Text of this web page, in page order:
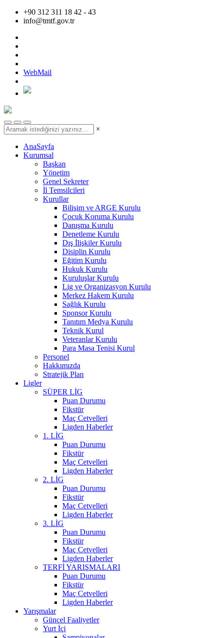
+90 312 311 18 42 - 43
info@tmtf.gov.tr
WebMail
×
AnaSayfa
Kurumsal
Başkan
Yönetim
Genel Sekreter
İl Temsilcileri
Kurullar
Bilişim ve ARGE Kurulu
Çocuk Koruma Kurulu
Danışma Kurulu
Denetleme Kurulu
Dış İlişkiler Kurulu
Disiplin Kurulu
Eğitim Kurulu
Hukuk Kurulu
Kuruluşlar Kurulu
Lig ve Organizasyon Kurulu
Merkez Hakem Kurulu
Sağlık Kurulu
Sponsor Kurulu
Tanıtım Medya Kurulu
Teknik Kurul
Veteranlar Kurulu
Para Masa Tenisi Kurul
Personel
Hakkımızda
Stratejik Plan
Ligler
SÜPER LİG
Puan Durumu
Fikstür
Maç Cetvelleri
Ligden Haberler
1. LİG
Puan Durumu
Fikstür
Maç Cetvelleri
Ligden Haberler
2. LİG
Puan Durumu
Fikstür
Maç Cetvelleri
Ligden Haberler
3. LİG
Puan Durumu
Fikstür
Maç Cetvelleri
Ligden Haberler
TERFİ YARIŞMALARI
Puan Durumu
Fikstür
Maç Cetvelleri
Ligden Haberler
Yarışmalar
Güncel Faaliyetler
Yurt İçi